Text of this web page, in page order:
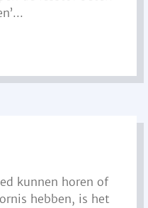
kunnen horen of
hebben, is het